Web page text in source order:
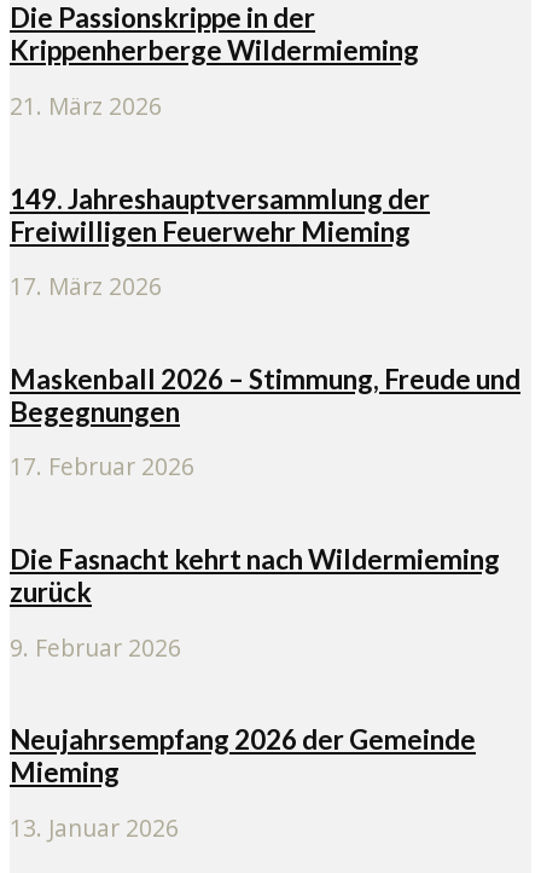
Die Passionskrippe in der
Krippenherberge Wildermieming
21. März 2026
149. Jahreshauptversammlung der
Freiwilligen Feuerwehr Mieming
17. März 2026
Maskenball 2026 – Stimmung, Freude und
Begegnungen
17. Februar 2026
Die Fasnacht kehrt nach Wildermieming
zurück
9. Februar 2026
Neujahrsempfang 2026 der Gemeinde
Mieming
13. Januar 2026